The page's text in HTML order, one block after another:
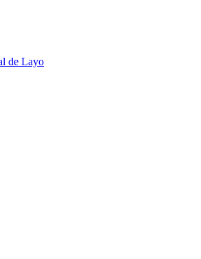
de Layo